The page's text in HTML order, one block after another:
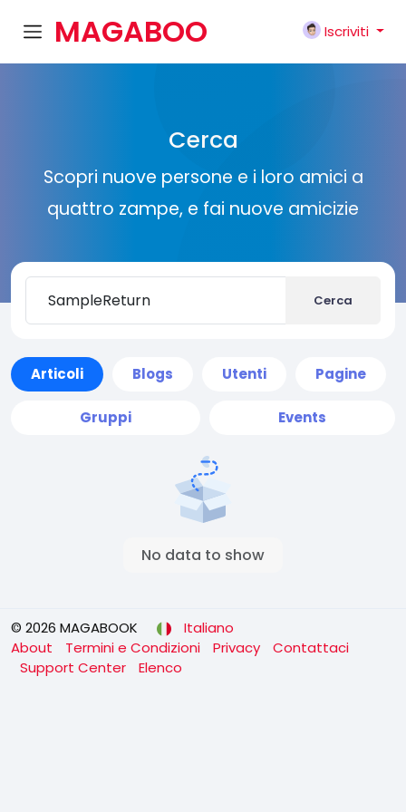
MAGABOO
Iscriviti
Cerca
Scopri nuove persone e i loro amici a
quattro zampe, e fai nuove amicizie
Cerca
Articoli Blogs Utenti Pagine
Gruppi Events
No data to show
© 2026 MAGABOOK
Italiano
About
Termini e Condizioni Privacy
Contattaci
Support Center
Elenco